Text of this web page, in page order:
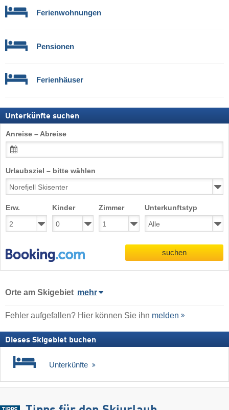
Ferienwohnungen
Pensionen
Ferienhäuser
Unterkünfte suchen
Anreise – Abreise
Urlaubsziel – bitte wählen
Erw. Kinder Zimmer Unterkunftstyp
suchen
Orte am Skigebiet mehr
Fehler aufgefallen? Hier können Sie ihn melden
Dieses Skigebiet buchen
Unterkünfte